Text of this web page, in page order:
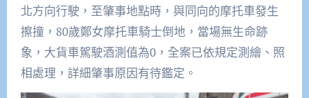
北方向行駛，至肇事地點時，與同向的摩托車發生
擦撞，80歲鄭女摩托車騎士倒地，當場無生命跡
象，大貨車駕駛酒測值為0，全案已依規定測繪、照
相處理，詳細肇事原因有待鑑定。